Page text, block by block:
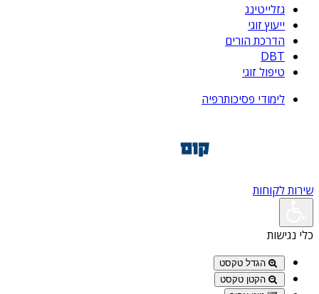
גזלייטינג
ייעוץ זוגי
הדרכת הורים
DBT
טיפול זוגי
לימודי פסיכותרפיה
שירות לקוחות
כלי נגישות
הגדל טקסט
הקטן טקסט